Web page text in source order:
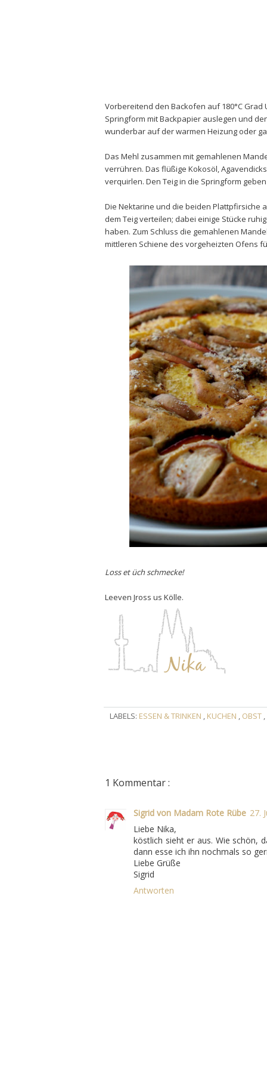
Vorbereitend den Backofen auf 180°C
Springform mit Backpapier auslegen und
wunderbar auf der warmen Heizung oder
Das Mehl zusammen mit gemahlenen
verrühren. Das flüßige Kokosöl,
verquirlen. Den Teig in die Springform
Die Nektarine und die beiden Plattpfirsiche
dem Teig verteilen; dabei einige Stücke
haben. Zum Schluss die gemahlenen
mittleren Schiene des vorgeheizten Ofens
Loss et üch schmecke!
Leeven Jross us Kölle.
LABELS: ESSEN & TRINKEN , KUCHEN , OBST ,
1 Kommentar :
Sigrid von Madam Rote Rübe 27.
Liebe Nika,
köstlich sieht er aus. Wie schön,
dann esse ich ihn nochmals so
Liebe Grüße
Sigrid
Antworten